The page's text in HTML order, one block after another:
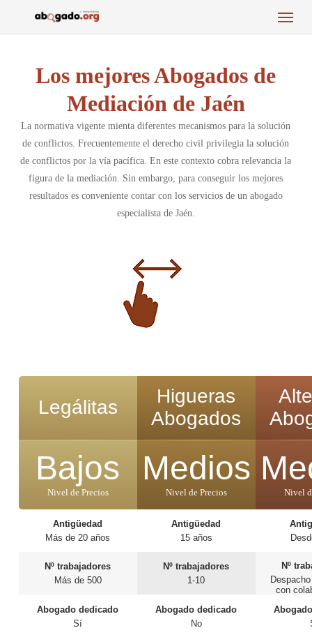
Menu
Los mejores Abogados de
Mediación de Jaén
La normativa vigente mienta diferentes mecanismos para la solución
de conflictos. Frecuentemente el derecho civil privilegia la solución
de conflictos por la vía pacífica. En este contexto cobra relevancia la
figura de la mediación. Sin embargo, para conseguir los mejores
resultados es conveniente contar con los servicios de un abogado
especialista de Jaén.
Legálitas
Bajos
Nivel de Precios
Antigüedad
Más de 20 años
Nº trabajadores
Más de 500
Abogado dedicado
Sí
Higueras
Abogados
Medios
Nivel de Precios
Antigüedad
15 años
Nº trabajadores
1-10
Abogado dedicado
No
Nivel
Nº
con